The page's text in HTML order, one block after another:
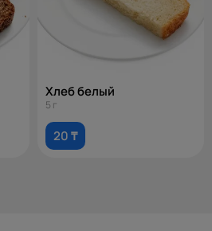
Хлеб белый
5 г
20 ₸